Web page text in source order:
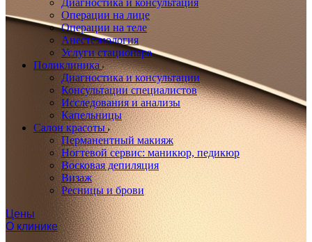
Диагностика и консультация
Операции на лице
Операции на теле
Анестезиология
Услуги стационара
Поликлиника
Диагностика и консультации
Консультации специалистов
Исследования и анализы
Капельницы
Салон красоты
Перманентный макияж
Ногтевой сервис: маникюр, педикюр
Восковая депиляция
Визаж
Ресницы и брови
Цены
О клинике